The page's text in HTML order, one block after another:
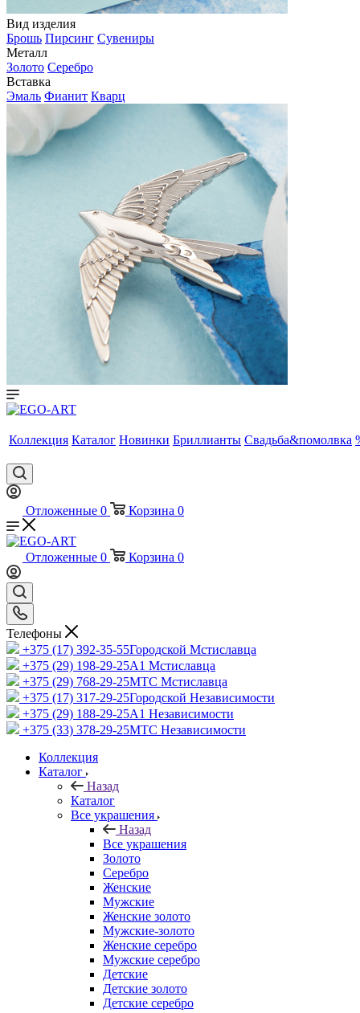
Вид изделия
Брошь Пирсинг Сувениры
Металл
Золото Серебро
Вставка
Эмаль Фианит Кварц
Коллекция Каталог Новинки Бриллианты Свадьба&помолвка
Отложенные 0 Корзина 0
Отложенные 0 Корзина 0
Телефоны
+375 (17) 392-35-55Городской Мстиславца
+375 (29) 198-29-25A1 Мстиславца
+375 (29) 768-29-25МТС Мстиславца
+375 (17) 317-29-25Городской Независимости
+375 (29) 188-29-25A1 Независимости
+375 (33) 378-29-25МТС Независимости
Коллекция
Каталог
Назад
Каталог
Все украшения
Назад
Все украшения
Золото
Серебро
Женские
Мужские
Женские золото
Мужские-золото
Женские серебро
Мужские серебро
Детские
Детские золото
Детские серебро